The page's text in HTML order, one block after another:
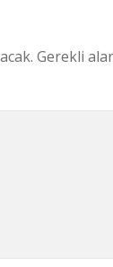
Gerekli